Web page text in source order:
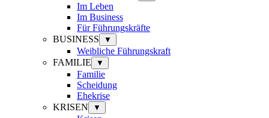
Im Leben
Im Business
Für Führungskräfte
BUSINESS
▼
Weibliche Führungskraft
FAMILIE
▼
Familie
Scheidung
Ehekrise
KRISEN
▼